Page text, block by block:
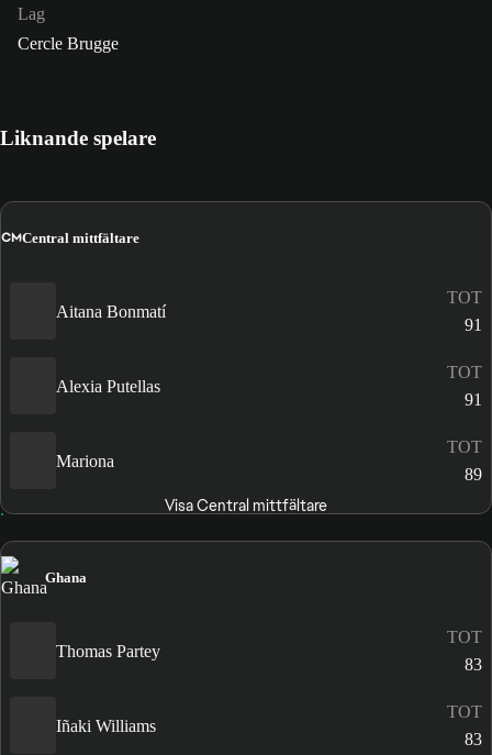
Lag
Cercle Brugge
Liknande spelare
CMCentral mittfältare
Aitana Bonmatí
TOT
91
Alexia Putellas
TOT
91
Mariona
TOT
89
Visa Central mittfältare
Ghana
Thomas Partey
TOT
83
Iñaki Williams
TOT
83